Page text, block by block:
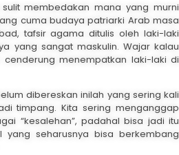
membedakan mana yang murni
cuma budaya patriarki Arab masa
tafsir agama ditulis oleh laki-laki
yang sangat maskulin. Wajar kalau
menempatkan laki-laki di
dibereskan inilah yang sering kali
timpang. Kita sering menganggap
“kesalehan”, padahal bisa jadi itu
yang seharusnya bisa berkembang